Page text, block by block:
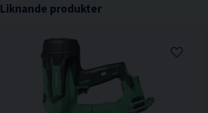
Liknande produkter